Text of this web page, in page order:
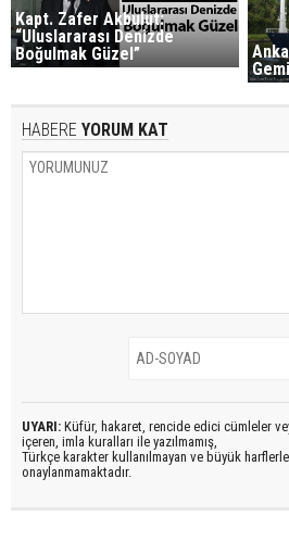
Kapt. Zafer Akbulut:
“Uluslararası Denizde
Boğulmak Güzel”
HABERE YORUM KAT
UYARI: Küfür, hakaret, rencide edici cümleler
içeren, imla kuralları ile yazılmamış,
Türkçe karakter kullanılmayan ve büyük
onaylanmamaktadır.